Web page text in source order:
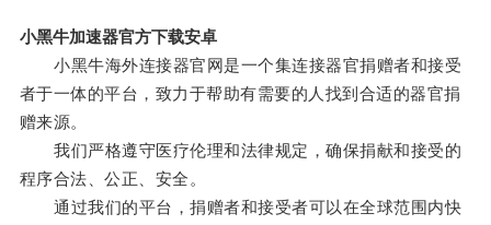
小黑牛加速器官方下载安卓
小黑牛海外连接器官网是一个集连接器官捐赠者和接受
者于一体的平台，致力于帮助有需要的人找到合适的器官捐
赠来源。
我们严格遵守医疗伦理和法律规定，确保捐献和接受的
程序合法、公正、安全。
通过我们的平台，捐赠者和接受者可以在全球范围内快